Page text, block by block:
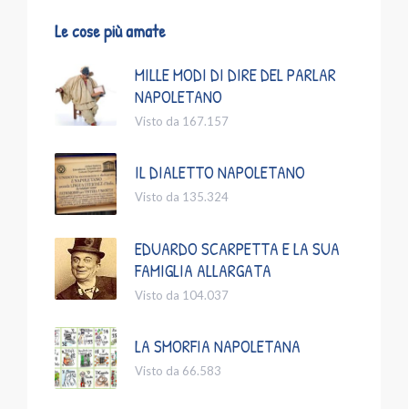
Le cose più amate
MILLE MODI DI DIRE DEL PARLAR
NAPOLETANO
Visto da 167.157
IL DIALETTO NAPOLETANO
Visto da 135.324
EDUARDO SCARPETTA E LA SUA
FAMIGLIA ALLARGATA
Visto da 104.037
LA SMORFIA NAPOLETANA
Visto da 66.583